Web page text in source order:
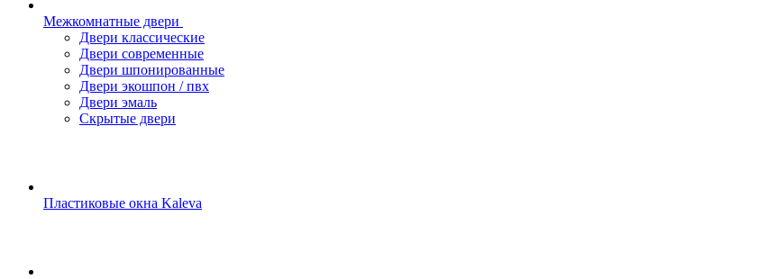
Межкомнатные двери
Двери классические
Двери современные
Двери шпонированные
Двери экошпон / пвх
Двери эмаль
Скрытые двери
Пластиковые окна Kaleva